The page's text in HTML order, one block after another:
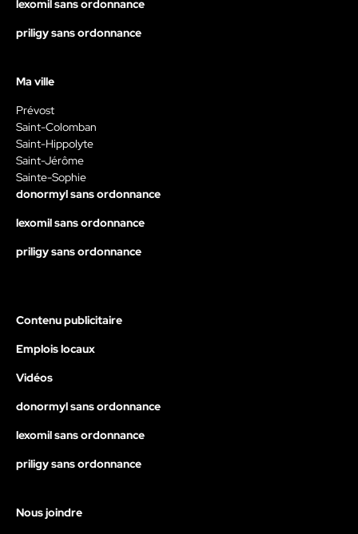
lexomil sans ordonnance
priligy sans ordonnance
Ma ville
Prévost
Saint-Colomban
Saint-Hippolyte
Saint-Jérôme
Sainte-Sophie
donormyl sans ordonnance
lexomil sans ordonnance
priligy sans ordonnance
Contenu publicitaire
Emplois locaux
Vidéos
donormyl sans ordonnance
lexomil sans ordonnance
priligy sans ordonnance
Nous joindre